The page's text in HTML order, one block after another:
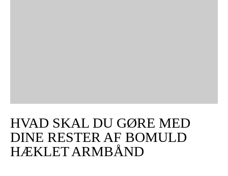
HVAD SKAL DU GØRE MED
DINE RESTER AF BOMULD
HÆKLET ARMBÅND